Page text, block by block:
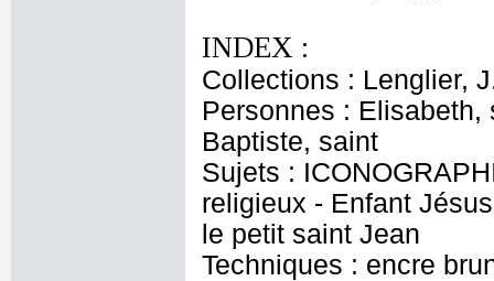
INDEX :
Collections : Lenglier,
Personnes :
Baptiste, saint
Sujets :
religieux - Enfant
le petit saint Jean
Techniques : encre